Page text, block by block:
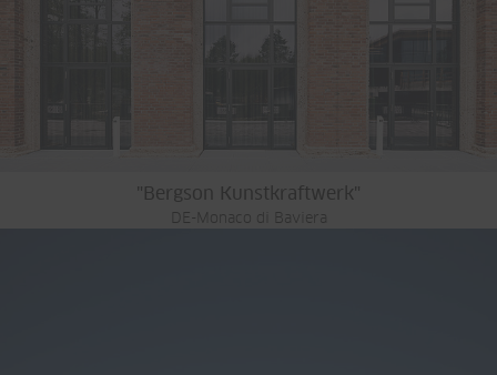
"Bergson Kunstkraftwerk"
DE-Monaco di Baviera